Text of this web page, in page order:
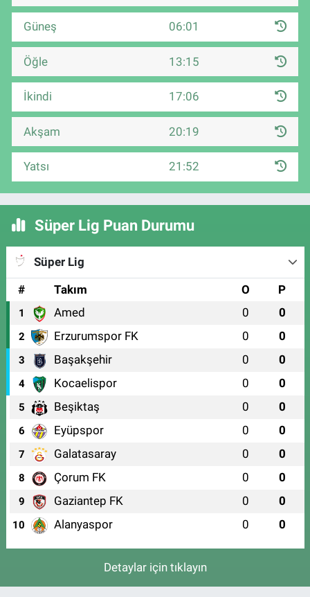
Güneş 06:01
Öğle 13:15
İkindi 17:06
Akşam 20:19
Yatsı 21:52
Süper Lig Puan Durumu
Süper Lig
#
Takım O P
1 Amed 0 0
2 Erzurumspor FK 0 0
3 Başakşehir 0 0
4 Kocaelispor 0 0
5 Beşiktaş 0 0
6 Eyüpspor 0 0
7 Galatasaray 0 0
8 Çorum FK 0 0
9 Gaziantep FK 0 0
10 Alanyaspor 0 0
Detaylar için tıklayın